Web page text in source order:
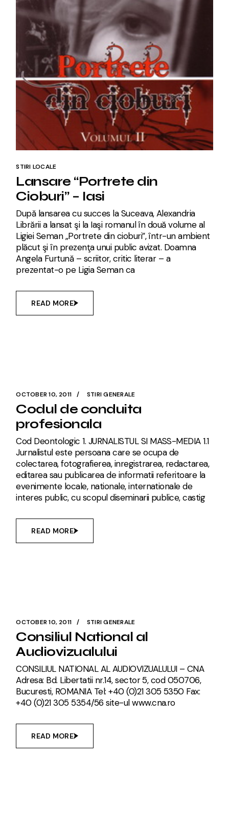
STIRI LOCALE
Lansare “Portrete din
Cioburi” – Iasi
După lansarea cu succes la Suceava, Alexandria
Librării a lansat şi la Iaşi romanul în două volume al
Ligiei Seman „Portrete din cioburi”, într-un ambient
plăcut şi în prezenţa unui public avizat. Doamna
Angela Furtună – scriitor, critic literar – a
prezentat-o pe Ligia Seman ca
READ MORE
OCTOBER 10, 2011 STIRI GENERALE
Codul de conduita
profesionala
Cod Deontologic 1. JURNALISTUL SI MASS-MEDIA 1.1
Jurnalistul este persoana care se ocupa de
colectarea, fotografierea, inregistrarea, redactarea,
editarea sau publicarea de informatii referitoare la
evenimente locale, nationale, internationale de
interes public, cu scopul diseminarii publice, castig
READ MORE
OCTOBER 10, 2011 STIRI GENERALE
Consiliul National al
Audiovizualului
CONSILIUL NATIONAL AL AUDIOVIZUALULUI – CNA
Adresa: Bd. Libertatii nr.14, sector 5, cod 050706,
Bucuresti, ROMANIA Tel: +40 (0)21 305 5350 Fax:
+40 (0)21 305 5354/56 site-ul www.cna.ro
READ MORE